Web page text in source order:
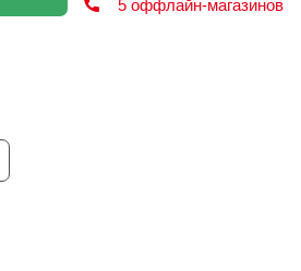
слайсере